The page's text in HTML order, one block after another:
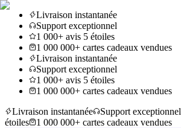
Livraison instantanée
Support exceptionnel
1 000+ avis 5 étoiles
1 000 000+ cartes cadeaux vendues
Livraison instantanée
Support exceptionnel
1 000+ avis 5 étoiles
1 000 000+ cartes cadeaux vendues
Livraison instantanée
Support exceptionnel
étoiles
1 000 000+ cartes cadeaux vendues